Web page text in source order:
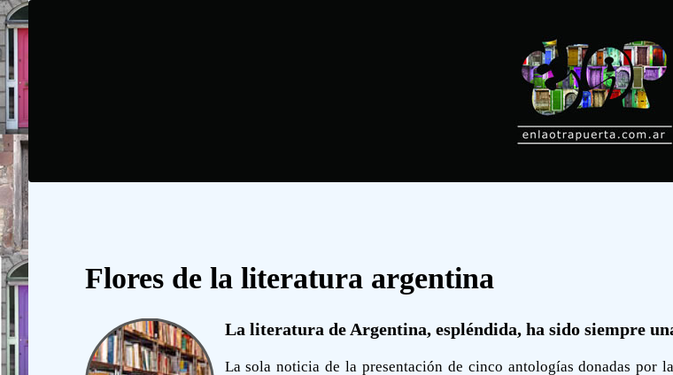
Flores de la literatura argentina
La literatura de Argentina, espléndida, ha sido siempre
La sola noticia de la presentación de cinco antologías donadas por